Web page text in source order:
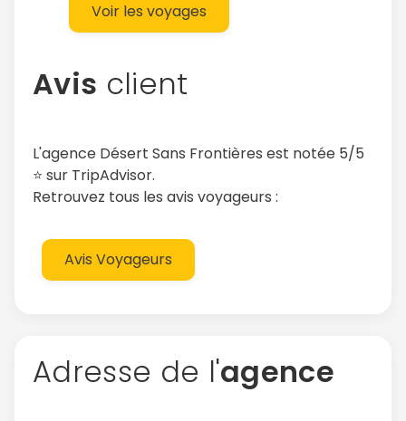
Voir les voyages
Avis client
L'agence Désert Sans Frontières est notée 5/5
⭐️ sur TripAdvisor.
Retrouvez tous les avis voyageurs :
Avis Voyageurs
Adresse de l'agence